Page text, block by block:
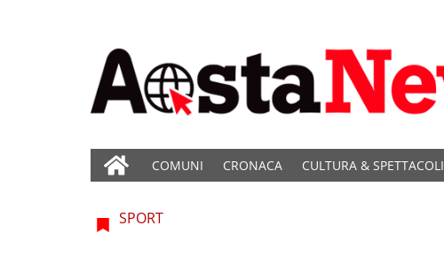
COMUNI CRONACA CULTURA & SPETTACOLI
SPORT